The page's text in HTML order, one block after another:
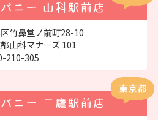
竹鼻堂ノ前町28-10
山科マナーズ 101
210-305